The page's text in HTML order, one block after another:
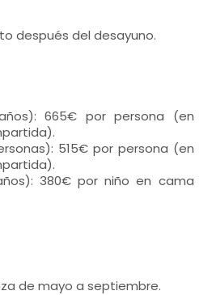
después del desayuno.
665€ por persona (en
515€ por persona (en
380€ por niño en cama
de mayo a septiembre.